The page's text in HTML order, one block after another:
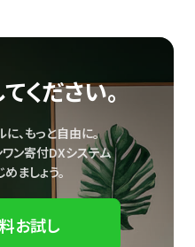
ください。
、もっと自由に。
ン寄付DXシステム
ましょう。
お試し